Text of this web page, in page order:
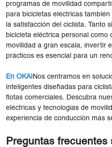
programas de movilidad
para bicicletas eléctricas
la satisfacción del ciclista. Tanto
bicicleta eléctrica personal como
movilidad a gran escala, invertir
prácticos es esencial para un
En OKAI Nos centramos en
inteligentes diseñadas para
flotas comerciales. Descubra
eléctricas y tecnologías de
experiencia de conducción más
Preguntas